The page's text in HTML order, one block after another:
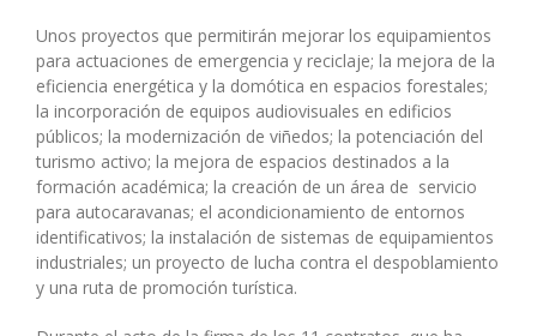
Unos proyectos que permitirán mejorar los equipamientos
para actuaciones de emergencia y reciclaje; la mejora de la
eficiencia energética y la domótica en espacios forestales;
la incorporación de equipos audiovisuales en edificios
públicos; la modernización de viñedos; la potenciación del
turismo activo; la mejora de espacios destinados a la
formación académica; la creación de un área de servicio
para autocaravanas; el acondicionamiento de entornos
identificativos; la instalación de sistemas de equipamientos
industriales; un proyecto de lucha contra el despoblamiento
y una ruta de promoción turística.